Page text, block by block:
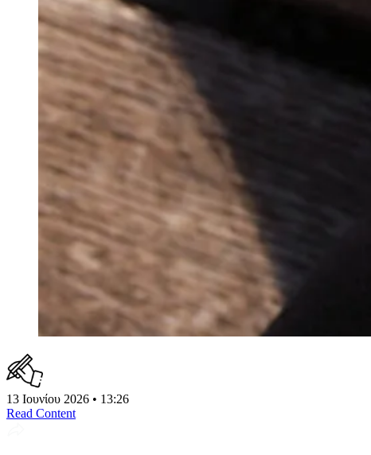
13 Ιουνίου 2026 • 13:26
Read Content